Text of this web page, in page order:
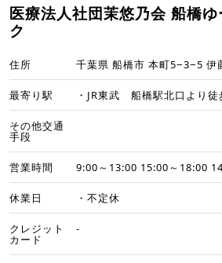
医療法人社団茉悠乃会 船橋
ク
住所 千葉県 船橋市 本町5−3−5 伊
最寄り駅 ・JR東武 船橋駅北口より徒
その他交通
手段
営業時間 9:00～13:00 15:00～18:00
休業日 ・不定休
クレジット
カード
-